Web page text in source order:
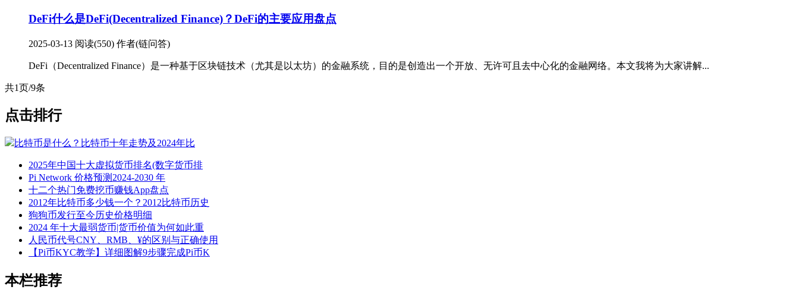
DeFi什么是DeFi(Decentralized Finance)？DeFi的主要应用盘点
2025-03-13 阅读(550) 作者(链问答)
DeFi（Decentralized Finance）是一种基于区块链技术（尤其是以太坊）的金融系统，目的是创造出一个开放、无许可且去中心化的金融网络。本文我将为大家讲解...
共1页/9条
点击排行
比特币是什么？比特币十年走势及2024年比
2025年中国十大虚拟货币排名(数字货币排
Pi Network 价格预测2024-2030 年
十二个热门免费挖币赚钱App盘点
2012年比特币多少钱一个？2012比特币历史
狗狗币发行至今历史价格明细
2024 年十大最弱货币|货币价值为何如此重
人民币代号CNY、RMB、¥的区别与正确使用
【Pi币KYC教学】详细图解9步骤完成Pi币K
本栏推荐